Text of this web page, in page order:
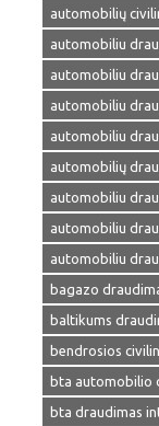
automobilių
automobiliu
automobiliu
automobiliu
automobiliu
automobilių
automobiliu
automobiliu
automobiliu
bagazo
baltikums
bendrosios
bta automobilio
bta draudimas